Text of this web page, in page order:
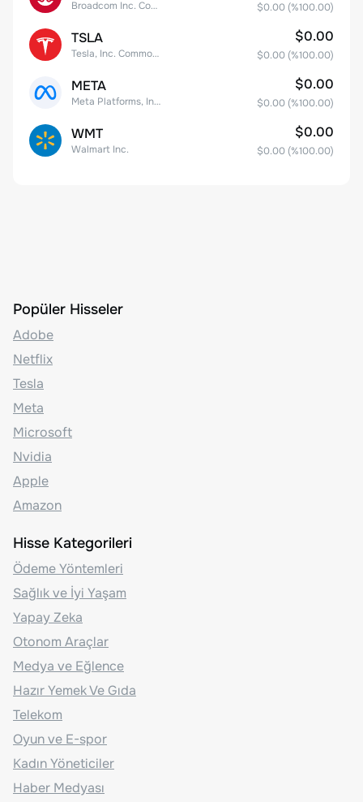
Broadcom Inc. Common Stock $0.00 (%100.00)
TSLA
Tesla, Inc. Common Stock
$0.00
$0.00 (%100.00)
META
Meta Platforms, Inc. Class A Common Stock
$0.00
$0.00 (%100.00)
WMT
Walmart Inc.
$0.00
$0.00 (%100.00)
Popüler Hisseler
Adobe
Netflix
Tesla
Meta
Microsoft
Nvidia
Apple
Amazon
Hisse Kategorileri
Ödeme Yöntemleri
Sağlık ve İyi Yaşam
Yapay Zeka
Otonom Araçlar
Medya ve Eğlence
Hazır Yemek Ve Gıda
Telekom
Oyun ve E-spor
Kadın Yöneticiler
Haber Medyası